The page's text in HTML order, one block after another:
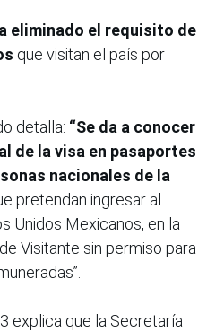
eliminado el requisito de
que visitan el país por
detalla: “Se da a conocer
de la visa en pasaportes
nacionales de la
pretendan ingresar al
Unidos Mexicanos, en la
Visitante sin permiso para
explica que la Secretaría